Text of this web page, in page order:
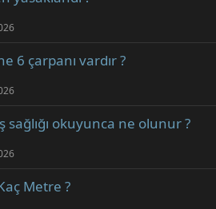
6 çarpanı vardır ?
sağlığı okuyunca ne olunur ?
Metre ?